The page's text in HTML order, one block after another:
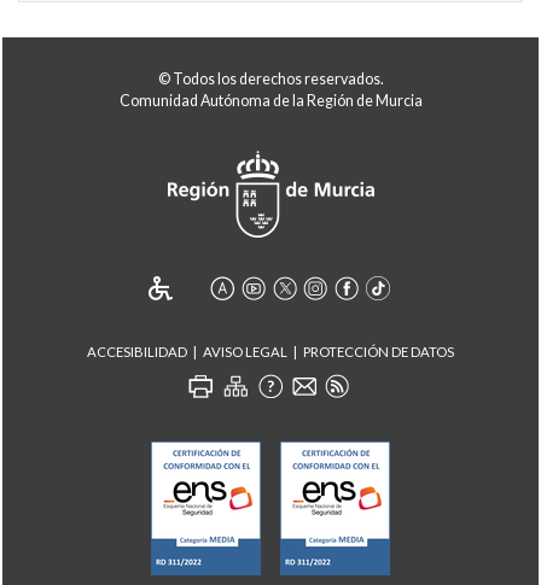
© Todos los derechos reservados.
Comunidad Autónoma de la Región de Murcia
ACCESIBILIDAD AVISO LEGAL PROTECCIÓN DE DATOS